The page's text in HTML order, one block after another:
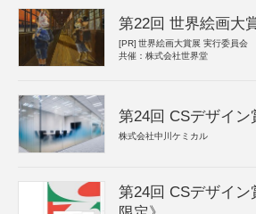
第22回 世界絵画大
[PR] 世界絵画大賞展 実行委員会
共催：株式会社世界堂
第24回 CSデザイン
株式会社中川ケミカル
第24回 CSデザイ